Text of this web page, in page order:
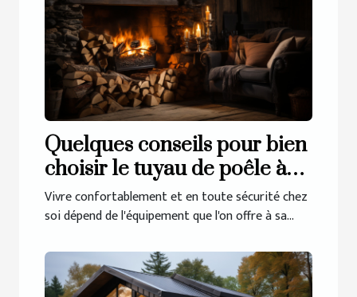
Quelques conseils pour bien
choisir le tuyau de poêle à
bois
Vivre confortablement et en toute sécurité chez
soi dépend de l'équipement que l'on offre à sa...